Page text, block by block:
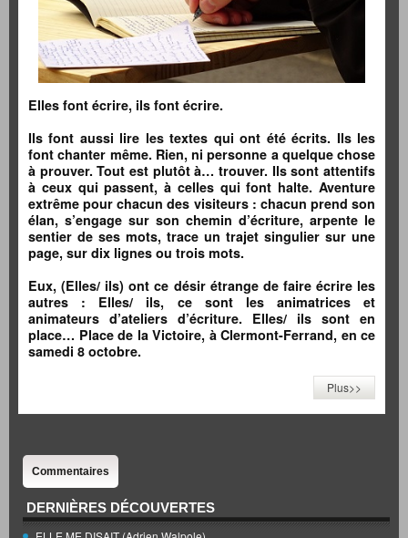
Elles font écrire, ils font écrire.
Ils font aussi lire les textes qui ont été écrits. Ils les
font chanter même. Rien, ni personne a quelque chose
à prouver. Tout est plutôt à… trouver. Ils sont attentifs
à ceux qui passent, à celles qui font halte. Aventure
extrême pour chacun des visiteurs : chacun prend son
élan, s’engage sur son chemin d’écriture, arpente le
sentier de ses mots, trace un trajet singulier sur une
page, sur dix lignes ou trois mots.
Eux, (Elles/ ils) ont ce désir étrange de faire écrire les
autres : Elles/ ils, ce sont les animatrices et
animateurs d’ateliers d’écriture. Elles/ ils sont en
place… Place de la Victoire, à Clermont-Ferrand, en ce
samedi 8 octobre.
Plus>>
Commentaires
DERNIÈRES DÉCOUVERTES